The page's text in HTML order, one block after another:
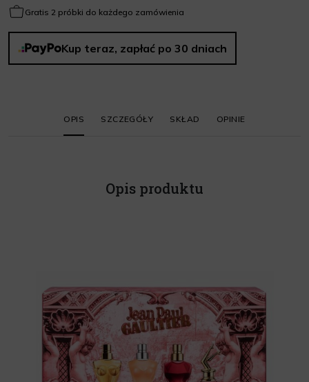
Gratis 2 próbki do każdego zamówienia
Kup teraz, zapłać po 30 dniach
OPIS SZCZEGÓŁY SKŁAD OPINIE
Opis produktu